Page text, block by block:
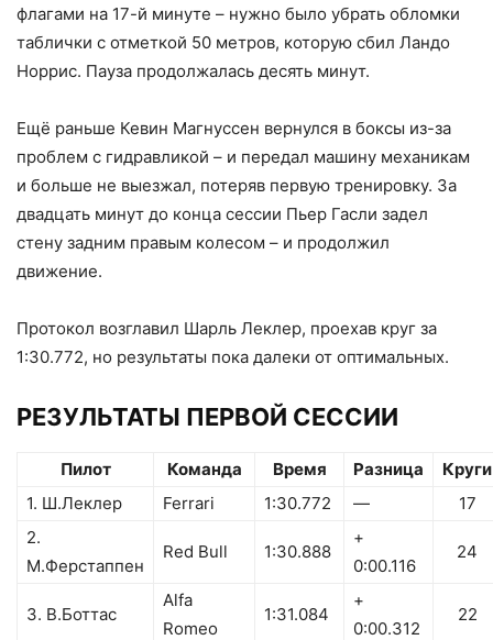
флагами на 17-й минуте – нужно было убрать обломки
таблички с отметкой 50 метров, которую сбил Ландо
Норрис. Пауза продолжалась десять минут.
Ещё раньше Кевин Магнуссен вернулся в боксы из-за
проблем с гидравликой – и передал машину механикам
и больше не выезжал, потеряв первую тренировку. За
двадцать минут до конца сессии Пьер Гасли задел
стену задним правым колесом – и продолжил
движение.
Протокол возглавил Шарль Леклер, проехав круг за
1:30.772, но результаты пока далеки от оптимальных.
РЕЗУЛЬТАТЫ ПЕРВОЙ СЕССИИ
Пилот Команда Время Разница
Круги
1. Ш.Леклер
Ferrari 1:30.772 —
17
2.
М.Ферстаппен
Red Bull 1:30.888
+
0:00.116
24
3. В.Боттас
Alfa
Romeo
1:31.084
+
0:00.312
22